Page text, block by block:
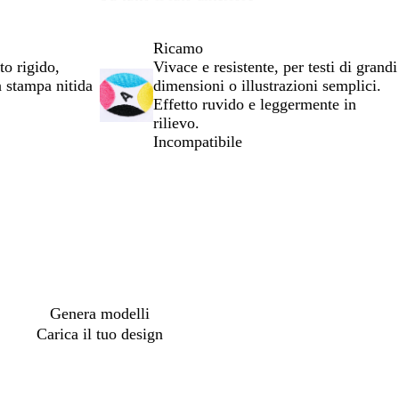
rigido,
nitida
Ricamo
Vivace e resistente, per testi di grandi
dimensioni o illustrazioni semplici.
Effetto ruvido e leggermente in
rilievo.
Incompatibile
Genera modelli
Carica il tuo design